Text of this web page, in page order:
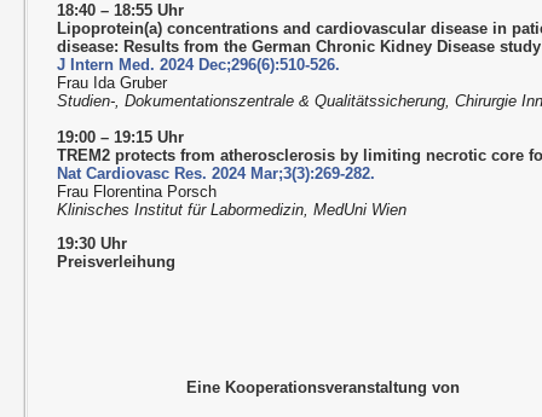
18:40 – 18:55 Uhr
Lipoprotein(a) concentrations and cardiovascular disease in
disease: Results from the German Chronic Kidney Disease study
J Intern Med. 2024 Dec;296(6):510-526.
Frau Ida Gruber
Studien-, Dokumentationszentrale & Qualitätssicherung, Chirurgie
19:00 – 19:15 Uhr
TREM2 protects from atherosclerosis by limiting necrotic core
Nat Cardiovasc Res. 2024 Mar;3(3):269-282.
Frau Florentina Porsch
Klinisches Institut für Labormedizin, MedUni Wien
19:30 Uhr
Preisverleihung
Eine Kooperationsveranstaltung von